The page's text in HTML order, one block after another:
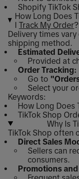
Shopify TikTok
How Long Does
ITrack My Order?
Delivery times
shipping method.
Estimated
Provided at
Order Tracking:
Go to
Select your
Keywords:
How Long Does
TikTok Shop
Why Is
TikTok Shop often
Direct Sales
Sellers can
consumers.
Promotions